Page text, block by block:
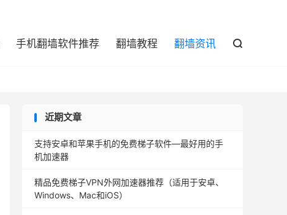
手机翻墙软件推荐 翻墙教程 翻墙资讯 
近期文章
支持安卓和苹果手机的免费梯子软件—最好用的手
机加速器
精品免费梯子VPN外网加速器推荐（适用于安卓、
Windows、Mac和iOS）